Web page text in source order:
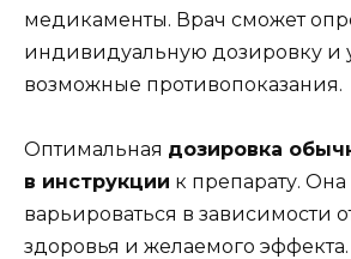
медикаменты. Врач сможет
индивидуальную дозировку и
возможные противопоказания.
Оптимальная дозировка
в инструкции к препарату.
варьироваться в зависимости
здоровья и желаемого эффекта.